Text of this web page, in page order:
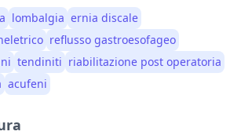
lombalgia ernia discale
reflusso gastroesofageo
tendiniti riabilitazione post operatoria
acufeni